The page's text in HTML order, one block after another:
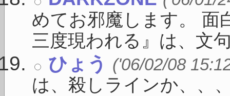
めてお邪魔します。 面
三度現われる』は、文
ひょう ('06/02/08
は、殺しラインか、、